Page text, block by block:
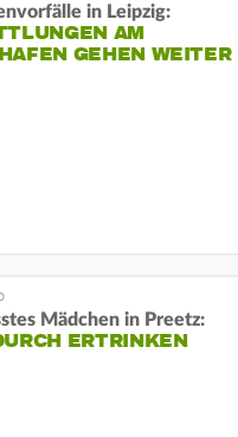
in Leipzig:
AM
GEHEN WEITER
Mädchen in Preetz:
ERTRINKEN